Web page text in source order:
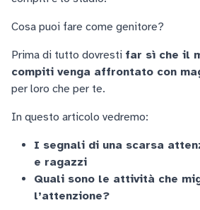
Cosa puoi fare come genitore?
Prima di tutto dovresti far sì che il
compiti venga affrontato con
per loro che per te.
In questo articolo vedremo:
I segnali di una scarsa
e ragazzi
Quali sono le attività che
l’attenzione?